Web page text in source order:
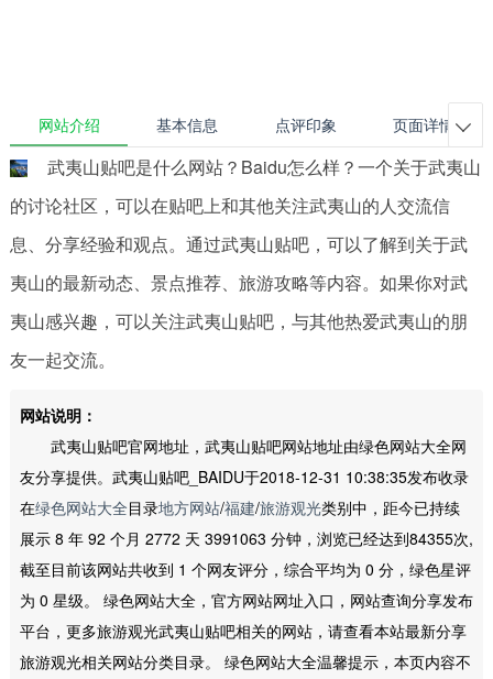
网站介绍 基本信息 点评印象 页面详情 
武夷山贴吧是什么网站？Baidu怎么样？一个关于武夷山
的讨论社区，可以在贴吧上和其他关注武夷山的人交流信
息、分享经验和观点。通过武夷山贴吧，可以了解到关于武
夷山的最新动态、景点推荐、旅游攻略等内容。如果你对武
夷山感兴趣，可以关注武夷山贴吧，与其他热爱武夷山的朋
友一起交流。
网站说明：
武夷山贴吧官网地址，武夷山贴吧网站地址由绿色网站大全网
友分享提供。武夷山贴吧_BAIDU于2018-12-31 10:38:35发布收录
在绿色网站大全目录地方网站/福建/旅游观光类别中，距今已持续
展示 8 年 92 个月 2772 天 3991063 分钟，浏览已经达到84355次,
截至目前该网站共收到 1 个网友评分，综合平均为 0 分，绿色星评
为 0 星级。 绿色网站大全，官方网站网址入口，网站查询分享发布
平台，更多旅游观光武夷山贴吧相关的网站，请查看本站最新分享
旅游观光相关网站分类目录。 绿色网站大全温馨提示，本页内容不